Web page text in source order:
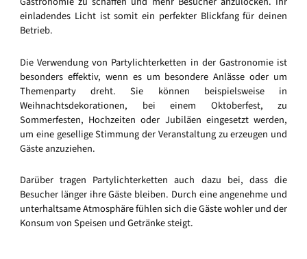
einladendes Licht ist somit ein perfekter Blickfang für deinen
Betrieb.
Die Verwendung von Partylichterketten in der Gastronomie ist
besonders effektiv, wenn es um besondere Anlässe oder um
Themenparty dreht. Sie können beispielsweise in
Weihnachtsdekorationen, bei einem Oktoberfest, zu
Sommerfesten, Hochzeiten oder Jubiläen eingesetzt werden,
um eine gesellige Stimmung der Veranstaltung zu erzeugen und
Gäste anzuziehen.
Darüber tragen Partylichterketten auch dazu bei, dass die
Besucher länger ihre Gäste bleiben. Durch eine angenehme und
unterhaltsame Atmosphäre fühlen sich die Gäste wohler und der
Konsum von Speisen und Getränke steigt.